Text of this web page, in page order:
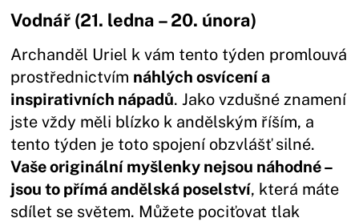
Vodnář (21. ledna – 20. února)
Archanděl Uriel k vám tento týden promlouvá
prostřednictvím náhlých osvícení a
inspirativních nápadů. Jako vzdušné znamení
jste vždy měli blízko k andělským říším, a
tento týden je toto spojení obzvlášť silné.
Vaše originální myšlenky nejsou náhodné –
jsou to přímá andělská poselství, která máte
sdílet se světem. Můžete pociťovat tlak